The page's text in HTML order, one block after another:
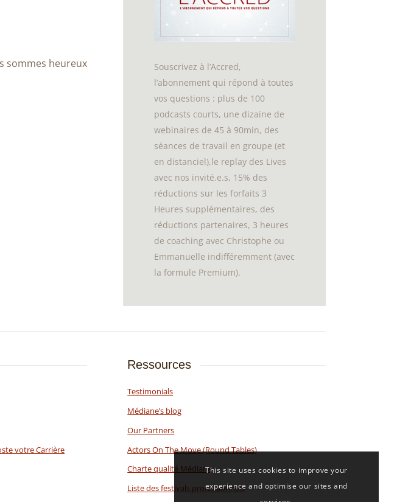
sommes heureux
Souscrivez à l’Accred,
l’abonnement qui répond à toutes
vos questions : plus de 100
podcasts courts, une dizaine de
webinaires de 45 à 90min, des
séances de travail en groupe (et
en distanciel),le replay des Lives
avec nos invité.e.s, 15% des
réductions sur les forfaits 3
Heures supplémentaires, des
réductions partenaires, 3 heures
de coaching avec Christophe ou
Emmanuelle indifféremment (avec
la formule Premium).
votre Carrière
Ressources
Testimonials
Médiane’s blog
Our Partners
Actors On The Move (Round Tables)
Charte qualité Médiane
Liste des festivals professionnels
This site uses cookies to improve your
experience and optimise our sites and